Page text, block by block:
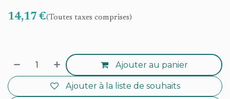
14,17 €(Toutes taxes comprises)
Ajouter au panier
Ajouter à la liste de souhaits